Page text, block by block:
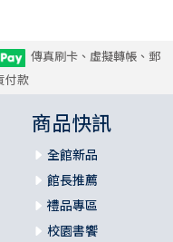
傳真刷卡、虛擬轉帳、郵
付款
商品快訊
全館新品
館長推薦
禮品專區
校園書饗